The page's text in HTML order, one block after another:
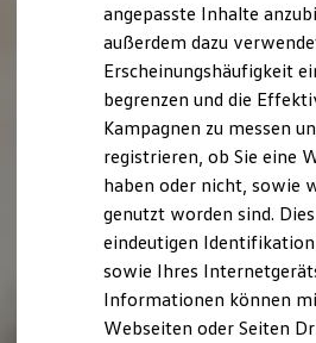
Kosten und Kauf
Verbrauchskosten
Kaufoptionen
E-Auto-Förderung
Software und
Die ID. Software 6
ID. Software
Digitale Extras
Schnittstellen zu
Hybridautos
Marke und Erlebnis
Volkswagen R und R
R-Modelle
R Experience
Driving Experience
angepasste Inhalte
außerdem dazu
Erscheinungshäufigkeit
begrenzen und die
Kampagnen zu messen
registrieren, ob Sie eine
haben oder nicht, sowie
genutzt worden sind.
eindeutigen
sowie Ihres
Informationen können
Webseiten oder Seiten